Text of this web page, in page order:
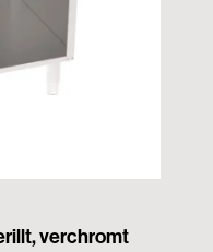
verchromt